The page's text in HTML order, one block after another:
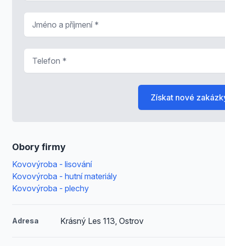
Obory firmy
Kovovýroba - lisování
Kovovýroba - hutní materiály
Kovovýroba - plechy
Adresa Krásný Les 113, Ostrov
Získat nové